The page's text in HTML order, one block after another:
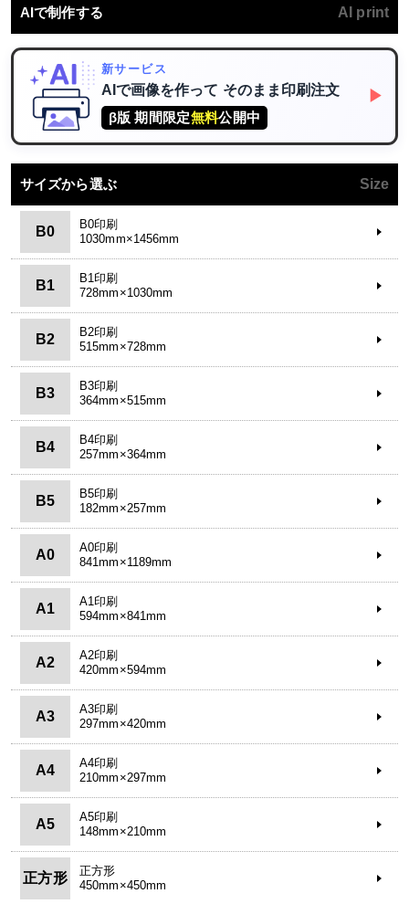
AIで制作する AI print
新サービス
AIで画像を作って そのまま印刷注文
β版 期間限定無料公開中
▶
サイズから選ぶ Size
B0
B0印刷
1030mm×1456mm
B1
B1印刷
728mm×1030mm
B2
B2印刷
515mm×728mm
B3
B3印刷
364mm×515mm
B4
B4印刷
257mm×364mm
B5
B5印刷
182mm×257mm
A0
A0印刷
841mm×1189mm
A1
A1印刷
594mm×841mm
A2
A2印刷
420mm×594mm
A3
A3印刷
297mm×420mm
A4
A4印刷
210mm×297mm
A5
A5印刷
148mm×210mm
正方形
正方形
450mm×450mm